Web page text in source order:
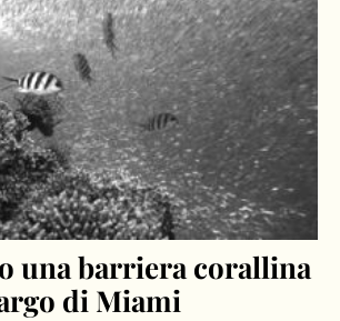
una barriera corallina
di Miami